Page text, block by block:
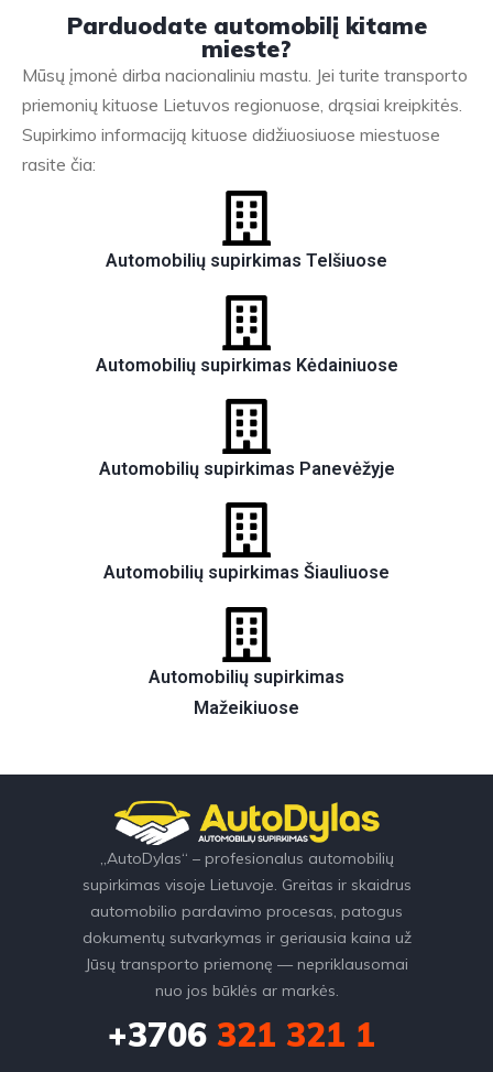
Parduodate automobilį kitame
mieste?
Mūsų įmonė dirba nacionaliniu mastu. Jei turite transporto
priemonių kituose Lietuvos regionuose, drąsiai kreipkitės.
Supirkimo informaciją kituose didžiuosiuose miestuose
rasite čia:
Automobilių supirkimas Telšiuose
Automobilių supirkimas Kėdainiuose
Automobilių supirkimas Panevėžyje
Automobilių supirkimas Šiauliuose
Automobilių supirkimas
Mažeikiuose
„AutoDylas“ – profesionalus automobilių
supirkimas visoje Lietuvoje. Greitas ir skaidrus
automobilio pardavimo procesas, patogus
dokumentų sutvarkymas ir geriausia kaina už
Jūsų transporto priemonę — nepriklausomai
nuo jos būklės ar markės.
+3706321 321 1